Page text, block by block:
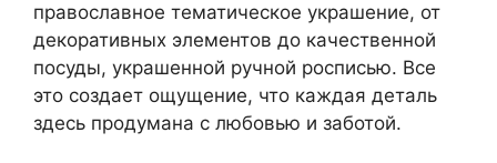
православное тематическое украшение, от
декоративных элементов до качественной
посуды, украшенной ручной росписью. Все
это создает ощущение, что каждая деталь
здесь продумана с любовью и заботой.